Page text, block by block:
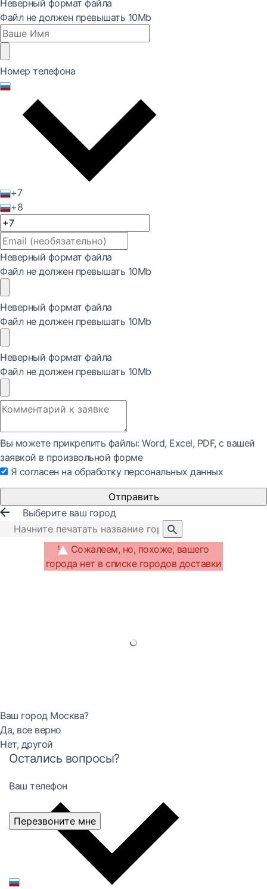
Неверный формат файла
Файл не должен превышать 10Mb
Номер телефона
+7
+8
Неверный формат файла
Файл не должен превышать 10Mb
Неверный формат файла
Файл не должен превышать 10Mb
Неверный формат файла
Файл не должен превышать 10Mb
Вы можете прикрепить файлы: Word, Exсel, PDF, с вашей
заявкой в произвольной форме
Я согласен на обработку персональных данных
Отправить
Выберите ваш город
Сожалеем, но, похоже, вашего
города нет в списке городов доставки
Ваш город Москва?
Да, все верно
Нет, другой
Остались вопросы?
Ваш телефон
Перезвоните мне